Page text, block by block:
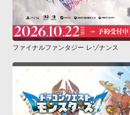
ファイナルファンタジー レゾナンス